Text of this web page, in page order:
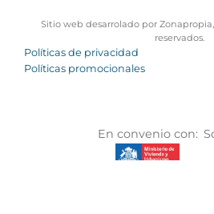
Sitio web desarrolado por
reservados.
Políticas de privacidad
Políticas promocionales
En convenio con: